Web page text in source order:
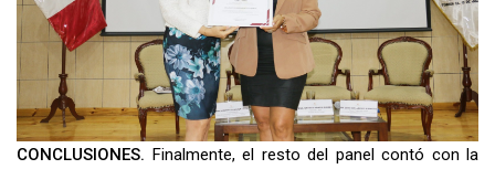
CONCLUSIONES. Finalmente, el resto del panel contó con la